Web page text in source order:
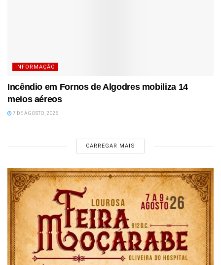
INFORMAÇÃO
Incêndio em Fornos de Algodres mobiliza 14
meios aéreos
7 DE AGOSTO, 2026
CARREGAR MAIS